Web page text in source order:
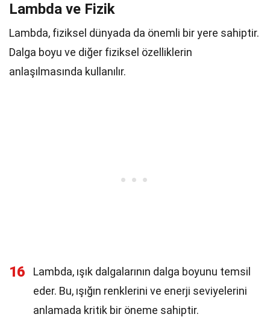
Lambda ve Fizik
Lambda, fiziksel dünyada da önemli bir yere sahiptir.
Dalga boyu ve diğer fiziksel özelliklerin
anlaşılmasında kullanılır.
16
Lambda, ışık dalgalarının dalga boyunu temsil
eder. Bu, ışığın renklerini ve enerji seviyelerini
anlamada kritik bir öneme sahiptir.